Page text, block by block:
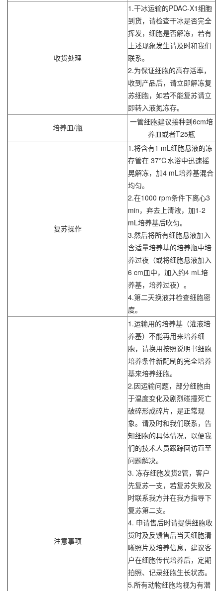
收货处理
1.干冰运输的PDAC-X1细胞
到货，请检查干冰是否完全
挥发，细胞是否解冻，若有
上述现象发生请及时和我们
联系。
2.为保证细胞的高存活率，
收到产品后，请立即解冻复
苏细胞，如若不能复苏请立
即转入液氮冻存。
培养皿/瓶
一管细胞建议接种到6cm培
养皿或者T25瓶
复苏操作
1.将含有1 mL细胞悬液的冻
存管在 37℃水浴中迅速摇
晃解冻，加4 mL培养基混合
均匀。
2.在1000 rpm条件下离心3
min，弃去上清液，加1-2
mL培养基后吹匀。
3.然后将所有细胞悬液加入
含适量培养基的培养瓶中培
养过夜（或将细胞悬液加入
6 cm皿中，加入约4 mL培
养基，培养过夜）。
4.第二天换液并检查细胞密
度。
注意事项
1.运输用的培养基（灌液培
养基）不能再用来培养细
胞，请换用按照说明书细胞
培养条件新配制的完全培养
基来培养细胞。
2.因运输问题，部分细胞由
于温度变化及剧烈碰撞死亡
破碎形成碎片，是正常现
象。请及时和我们联系，告
知细胞的具体情况，以便我
们的技术人员跟踪回访直至
问题解决。
3. 冻存细胞发货2管，客户
先复苏一支，若复苏失败及
时联系我方并在我方指导下
复苏第二支。
4. 申请售后时请提供细胞收
货时及反馈售后当天细胞清
晰照片及培养信息，建议客
户在细胞传代培养后，定期
拍照、记录细胞生长状态。
5.所有动物细胞均视为有潜